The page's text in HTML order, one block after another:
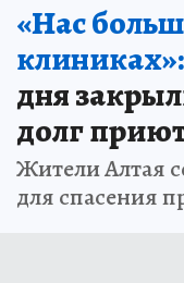
«Нас
клиниках»:
дня
долг
Жители Алтая
для спасения